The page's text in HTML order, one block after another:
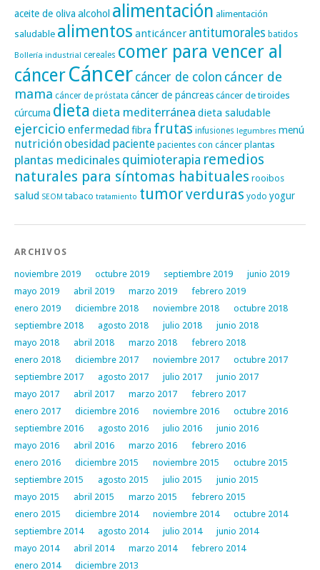
aceite de oliva alcohol alimentación alimentación
saludable alimentos anticáncer antitumorales batidos
Bollería industrial cereales comer para vencer al
cáncerCáncer cáncer de colon cáncer de
mama cáncer de próstata cáncer de páncreascáncer de tiroides
cúrcuma dieta dieta mediterránea dieta saludable
ejercicio enfermedadfibra frutas infusiones legumbres menú
nutriciónobesidad paciente pacientes con cáncer plantas
plantas medicinales quimioterapia remedios
naturales para síntomas habituales rooibos
salud SEOM tabaco tratamiento tumorverduras yodo yogur
ARCHIVOS
noviembre 2019 octubre 2019 septiembre 2019
junio 2019
mayo 2019
abril 2019 marzo 2019
febrero 2019
enero 2019
diciembre 2018 noviembre 2018
octubre 2018
septiembre 2018
agosto 2018 julio 2018
junio 2018
mayo 2018
abril 2018 marzo 2018
febrero 2018
enero 2018
diciembre 2017 noviembre 2017
octubre 2017
septiembre 2017
agosto 2017 julio 2017
junio 2017
mayo 2017
abril 2017 marzo 2017
febrero 2017
enero 2017
diciembre 2016 noviembre 2016
octubre 2016
septiembre 2016
agosto 2016 julio 2016
junio 2016
mayo 2016
abril 2016 marzo 2016
febrero 2016
enero 2016
diciembre 2015 noviembre 2015
octubre 2015
septiembre 2015
agosto 2015 julio 2015
junio 2015
mayo 2015
abril 2015 marzo 2015
febrero 2015
enero 2015
diciembre 2014 noviembre 2014
octubre 2014
septiembre 2014
agosto 2014 julio 2014
junio 2014
mayo 2014
abril 2014 marzo 2014
febrero 2014
enero 2014
diciembre 2013